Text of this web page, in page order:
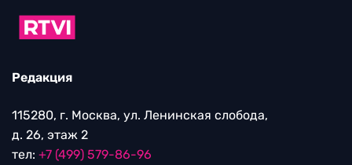
Редакция
115280, г. Москва, ул. Ленинская слобода,
д. 26, этаж 2
тел: +7 (499) 579-86-96